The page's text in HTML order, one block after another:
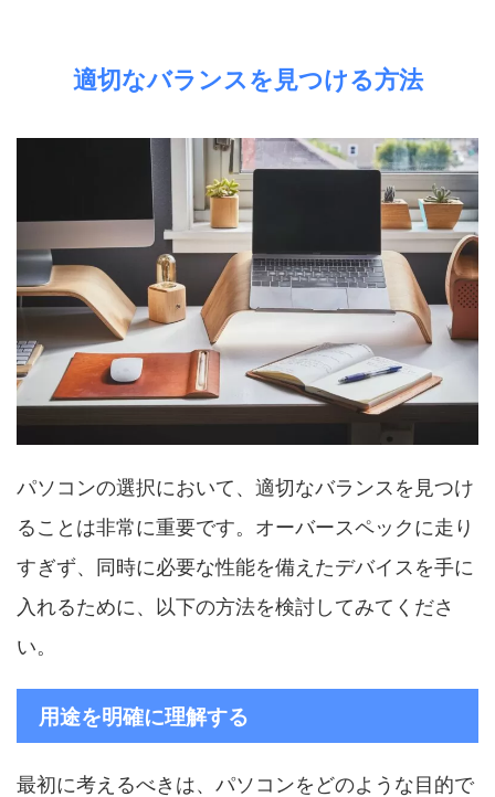
適切なバランスを見つける方法
パソコンの選択において、適切なバランスを見つけ
ることは非常に重要です。オーバースペックに走り
すぎず、同時に必要な性能を備えたデバイスを手に
入れるために、以下の方法を検討してみてくださ
い。
用途を明確に理解する
最初に考えるべきは、パソコンをどのような目的で